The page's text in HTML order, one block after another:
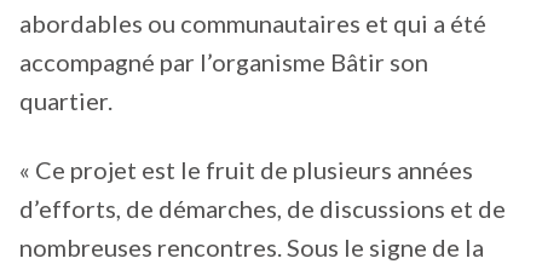
abordables ou communautaires et qui a été
accompagné par l’organisme Bâtir son
quartier.
« Ce projet est le fruit de plusieurs années
d’efforts, de démarches, de discussions et de
nombreuses rencontres. Sous le signe de la